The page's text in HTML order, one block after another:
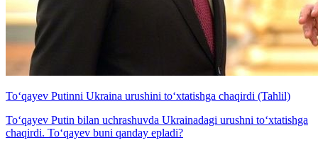
To‘qayev Putinni Ukraina urushini to‘xtatishga chaqirdi (Tahlil)
To‘qayev Putin bilan uchrashuvda Ukrainadagi urushni to‘xtatishga
chaqirdi. To‘qayev buni qanday epladi?